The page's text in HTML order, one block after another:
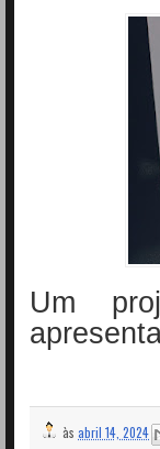
Um
às abril 14, 2024